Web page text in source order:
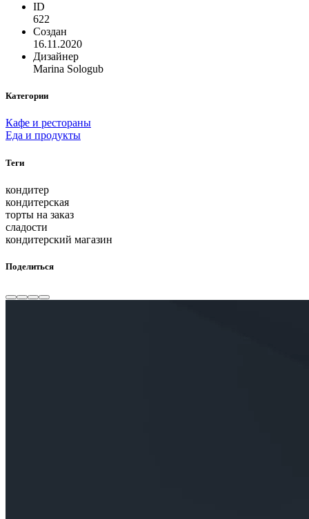
ID
622
Создан
16.11.2020
Дизайнер
Marina Sologub
Категории
Кафе и рестораны
Еда и продукты
Теги
кондитер
кондитерская
торты на заказ
сладости
кондитерский магазин
Поделиться